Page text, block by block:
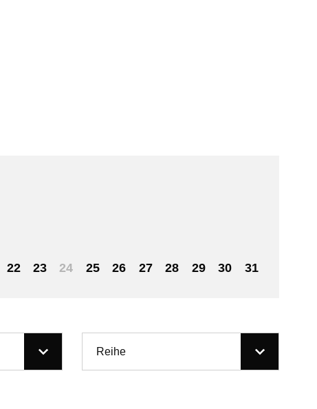
22 23 24 25 26 27 28 29 30 31
Reihe